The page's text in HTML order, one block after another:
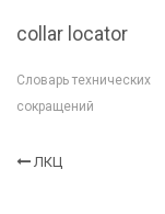
collar locator
Словарь технических
сокращений
ЛКЦ